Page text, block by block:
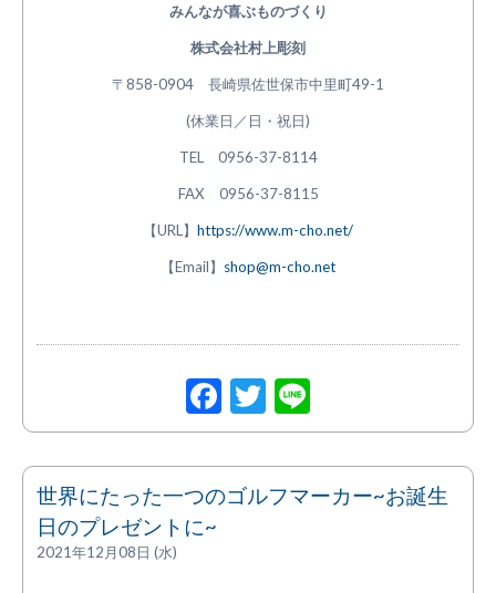
みんなが喜ぶものづくり
株式会社村上彫刻
〒858-0904 長崎県佐世保市中里町49-1
(休業日／日・祝日)
TEL 0956-37-8114
FAX 0956-37-8115
【URL】 https://www.m-cho.net/
【Email】 shop@m-cho.net
Facebook
Twitter
世界にたった一つのゴルフマーカー~お誕生
日のプレゼントに~
2021年12月08日 (水)